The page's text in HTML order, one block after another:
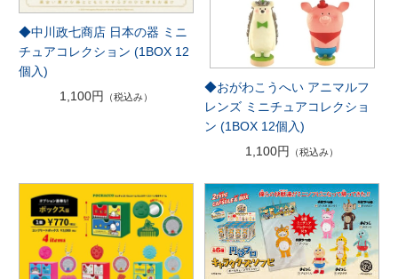
◆中川政七商店 日本の器 ミニ
チュアコレクション (1BOX 12
個入)
1,100円
（税込み）
◆おがわこうへい アニマルフ
レンズ ミニチュアコレクショ
ン (1BOX 12個入)
1,100円
（税込み）